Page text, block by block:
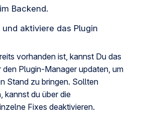
Backend.
und aktiviere das Plugin
vorhanden ist, kannst Du das
den Plugin-Manager updaten, um
Stand zu bringen. Sollten
kannst du über die
Fixes deaktivieren.